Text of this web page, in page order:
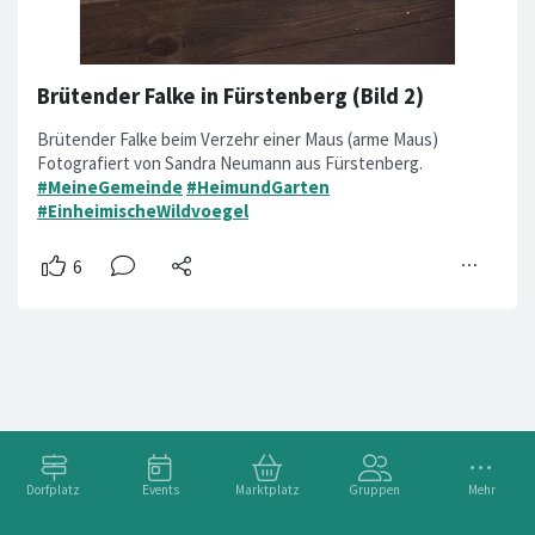
Dorfplatz Events Marktplatz Gruppen Mehr
Brütender Falke in Fürstenberg (Bild 2)
Brütender Falke beim Verzehr einer Maus (arme Maus)
Fotografiert von Sandra Neumann aus Fürstenberg.
#MeineGemeinde #HeimundGarten
#EinheimischeWildvoegel